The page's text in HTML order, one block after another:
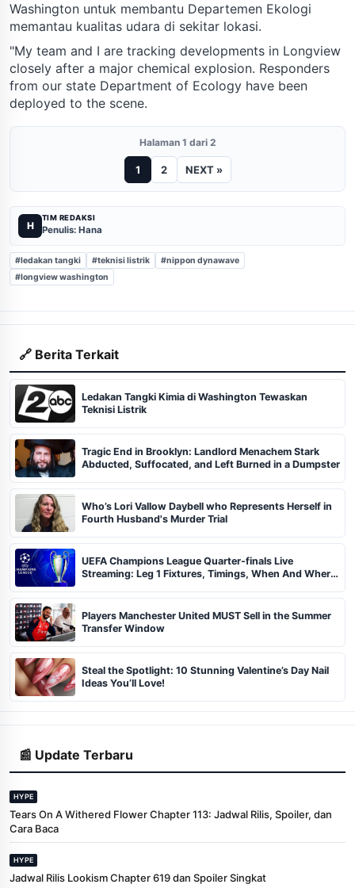
Washington untuk membantu Departemen Ekologi
memantau kualitas udara di sekitar lokasi.
"My team and I are tracking developments in Longview
closely after a major chemical explosion. Responders
from our state Department of Ecology have been
deployed to the scene.
Halaman 1 dari 2
1 2 NEXT »
H
TIM REDAKSI
Penulis: Hana
#ledakan tangki #teknisi listrik
#nippon dynawave
#longview washington
🔗 Berita Terkait
Ledakan Tangki Kimia di Washington Tewaskan
Teknisi Listrik
Tragic End in Brooklyn: Landlord Menachem Stark
Abducted, Suffocated, and Left Burned in a Dumpster
Who’s Lori Vallow Daybell who Represents Herself in
Fourth Husband's Murder Trial
UEFA Champions League Quarter-finals Live
Streaming: Leg 1 Fixtures, Timings, When And Where
Players Manchester United MUST Sell in the Summer
Transfer Window
Steal the Spotlight: 10 Stunning Valentine’s Day Nail
Ideas You’ll Love!
📰 Update Terbaru
HYPE
Tears On A Withered Flower Chapter 113: Jadwal Rilis, Spoiler, dan
Cara Baca
HYPE
Jadwal Rilis Lookism Chapter 619 dan Spoiler Singkat